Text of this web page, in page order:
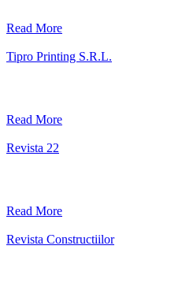
Read More
Tipro Printing S.R.L.
Read More
Revista 22
Read More
Revista Constructiilor